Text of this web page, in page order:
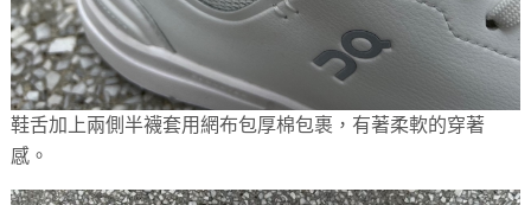
鞋舌加上兩側半襪套用網布包厚棉包裹，有著柔軟的穿著
感。